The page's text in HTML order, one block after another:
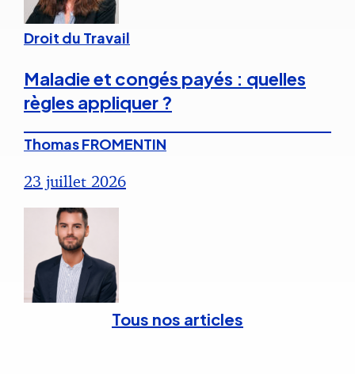
Droit du Travail
Maladie et congés payés : quelles
règles appliquer ?
Thomas FROMENTIN
23 juillet 2026
Tous nos articles